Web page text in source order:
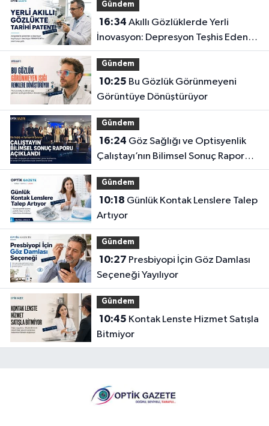
Gündem
16:34
İnovasyon: Depresyon Teşhis Eden
Gözlüğe Türkpatent Onayı
Gündem
10:25
Görüntüye Dönüştürüyor
Gündem
16:24
Çalıştayı’nın Bilimsel Sonuç Raporu
Açıklandı
Gündem
10:18
Artıyor
Gündem
10:27
Seçeneği Yayılıyor
Gündem
10:45
Bitmiyor